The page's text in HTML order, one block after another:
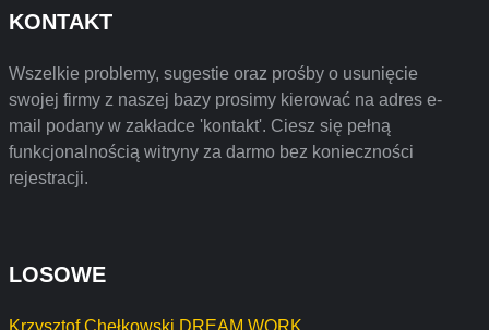
KONTAKT
Wszelkie problemy, sugestie oraz prośby o usunięcie
swojej firmy z naszej bazy prosimy kierować na adres e-
mail podany w zakładce 'kontakt'. Ciesz się pełną
funkcjonalnością witryny za darmo bez konieczności
rejestracji.
LOSOWE
Krzysztof Chełkowski DREAM WORK